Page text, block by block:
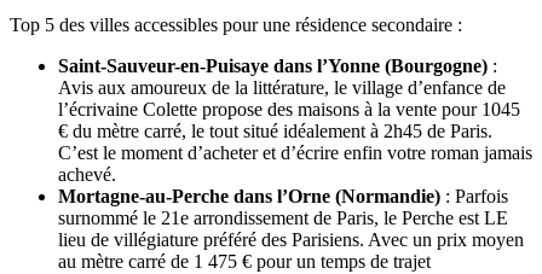
Top 5 des villes accessibles pour une résidence secondaire :
Saint-Sauveur-en-Puisaye dans l’Yonne (Bourgogne) :
Avis aux amoureux de la littérature, le village d’enfance de
l’écrivaine Colette propose des maisons à la vente pour 1045
€ du mètre carré, le tout situé idéalement à 2h45 de Paris.
C’est le moment d’acheter et d’écrire enfin votre roman jamais
achevé.
Mortagne-au-Perche dans l’Orne (Normandie) : Parfois
surnommé le 21e arrondissement de Paris, le Perche est LE
lieu de villégiature préféré des Parisiens. Avec un prix moyen
au mètre carré de 1 475 € pour un temps de trajet